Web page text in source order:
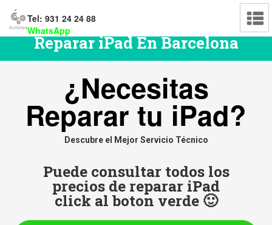
Tel: 931 24 24 88
WhatsApp
Reparar iPad En Barcelona
¿Necesitas
Reparar tu iPad?
Descubre el Mejor Servicio Técnico
Puede consultar todos los
precios de reparar iPad
click al boton verde 🙂